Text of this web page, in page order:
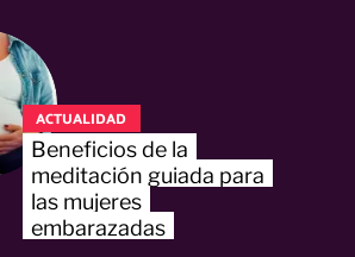
ACTUALIDAD
Beneficios de la
meditación guiada para
las mujeres
embarazadas